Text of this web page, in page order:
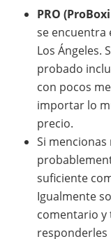
PRO
se encuentra
Los Ángeles.
probado
con pocos
importar lo
precio.
Si mencionas
suficiente
Igualmente
comentario y
responderles